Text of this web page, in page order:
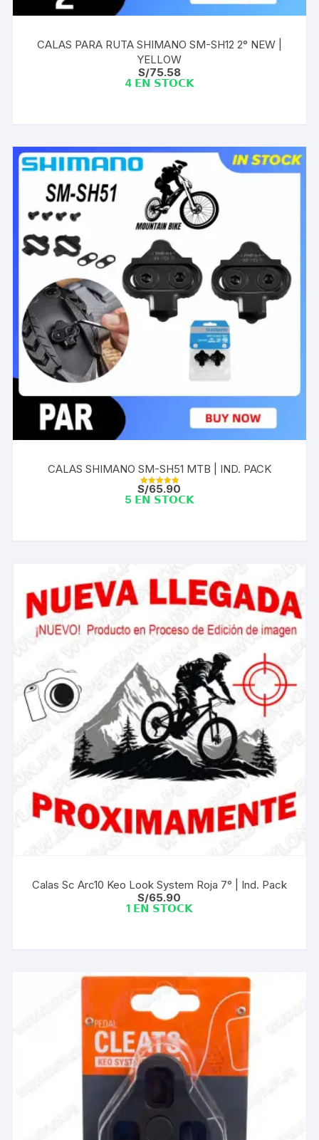
CALAS PARA RUTA SHIMANO SM-SH12 2° NEW |
YELLOW
S/75.58
4 𝗘𝗡 𝗦𝗧𝗢𝗖𝗞
CALAS SHIMANO SM-SH51 MTB | IND. PACK
Valorado con
5.00
de 5
S/65.90
5 𝗘𝗡 𝗦𝗧𝗢𝗖𝗞
Calas Sc Arc10 Keo Look System Roja 7° | Ind. Pack
S/65.90
1 𝗘𝗡 𝗦𝗧𝗢𝗖𝗞